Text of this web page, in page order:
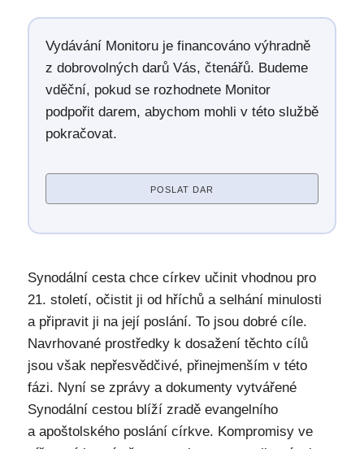
Vydávání Monitoru je financováno výhradně
z dobrovolných darů Vás, čtenářů. Budeme
vděční, pokud se rozhodnete Monitor
podpořit darem, abychom mohli v této službě
pokračovat.
POSLAT DAR
Synodální cesta chce církev učinit vhodnou pro
21. století, očistit ji od hříchů a selhání minulosti
a připravit ji na její poslání. To jsou dobré cíle.
Navrhované prostředky k dosažení těchto cílů
jsou však nepřesvědčivé, přinejmenším v této
fázi. Nyní se zprávy a dokumenty vytvářené
Synodální cestou blíží zradě evangelního
a apoštolského poslání církve. Kompromisy ve